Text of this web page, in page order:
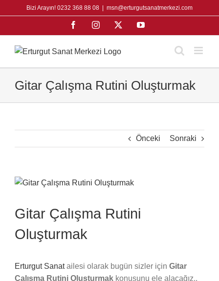
to
Bizi Arayın! 0232 368 88 08 msn@erturgutsanatmerkezi.com
FacebookInstagram YouTube
Gitar Çalışma Rutini Oluşturmak
Önceki Sonraki
View
Image
Gitar Çalışma Rutini
Oluşturmak
Erturgut Sanatailesi olarak bugün sizler için Gitar
Çalışma Rutini Oluşturmak konusunu ele alacağız..